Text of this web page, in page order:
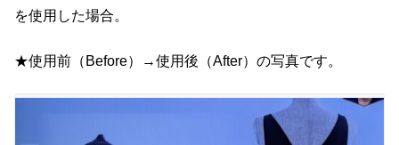
を使用した場合。
★使用前（Before）→使用後（After）の写真です。